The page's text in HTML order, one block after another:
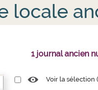
locale
1 journal ancien
Voir la sélection